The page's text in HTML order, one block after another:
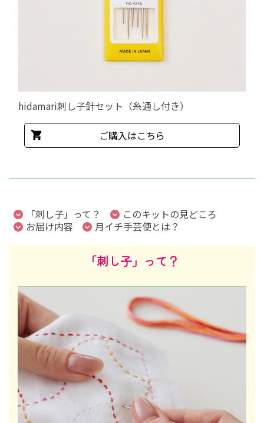
hidamari刺し子針セット（糸通し付き）
ご購入はこちら
「刺し子」って？
このキットの見どころ
お届け内容
月イチ手芸便とは？
「刺し子」って？